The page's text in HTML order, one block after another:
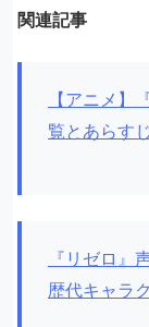
関連記事
【アニメ】
覧とあらす
『リゼロ』
歴代キャラ